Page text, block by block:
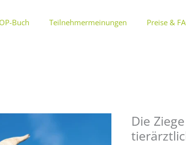
OP-Buch Teilnehmermeinungen Preise &
Die
Die
Ziege